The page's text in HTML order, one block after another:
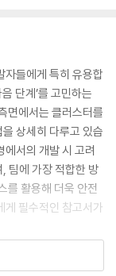
자들에게 특히 유용합
단계’를 고민하는
면에서는 클러스터를
상세히 다루고 있습
서의 개발 시 고려
팀에 가장 적합한 방
를 활용해 더욱 안전
게 필수적인 참고서가